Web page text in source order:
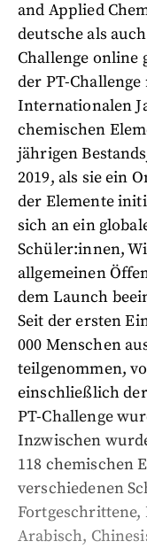
and Applied
deutsche als
Challenge online
der PT-
Internationalen
chemischen
jährigen
2019, als sie ein
der Elemente
sich an ein
Schüler:innen,
allgemeinen
dem Launch
Seit der ersten
000 Menschen
teilgenommen,
einschließlich
PT-Challenge
Inzwischen
118 chemischen
verschiedenen
Fortgeschrittene,
Arabisch,